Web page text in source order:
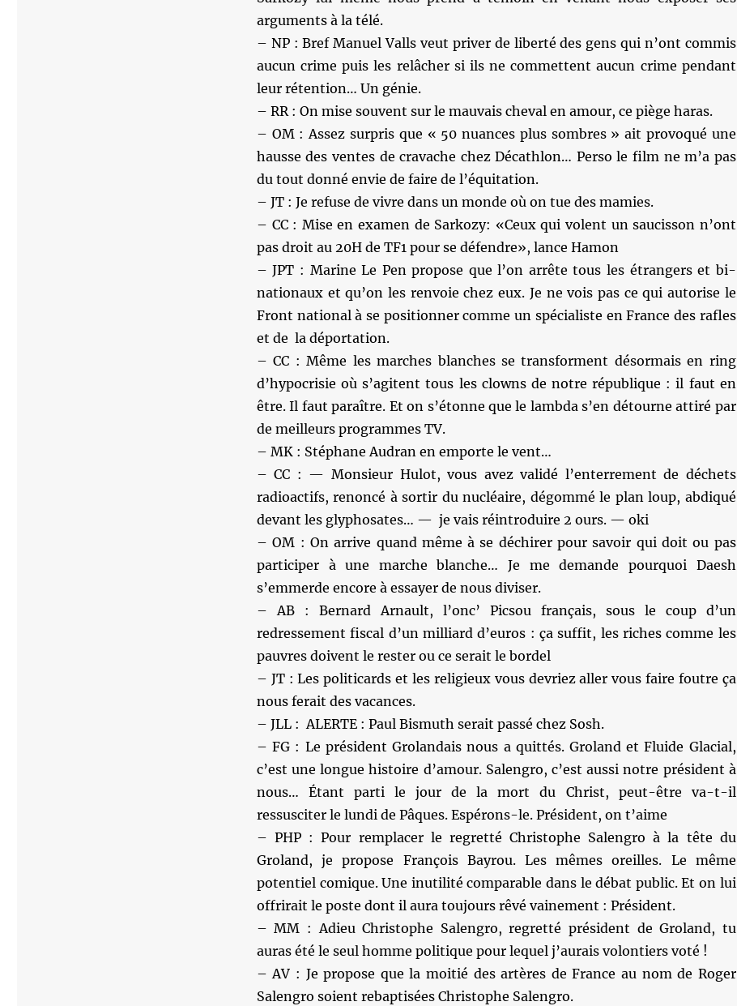
arguments à la télé.
– NP : Bref Manuel Valls veut priver de liberté des gens qui n’ont commis
aucun crime puis les relâcher si ils ne commettent aucun crime pendant
leur rétention… Un génie.
– RR : On mise souvent sur le mauvais cheval en amour, ce piège haras.
– OM : Assez surpris que « 50 nuances plus sombres » ait provoqué une
hausse des ventes de cravache chez Décathlon… Perso le film ne m’a pas
du tout donné envie de faire de l’équitation.
– JT : Je refuse de vivre dans un monde où on tue des mamies.
– CC : Mise en examen de Sarkozy: «Ceux qui volent un saucisson n’ont
pas droit au 20H de TF1 pour se défendre», lance Hamon
– JPT : Marine Le Pen propose que l’on arrête tous les étrangers et bi-
nationaux et qu’on les renvoie chez eux. Je ne vois pas ce qui autorise le
Front national à se positionner comme un spécialiste en France des rafles
et de la déportation.
– CC : Même les marches blanches se transforment désormais en ring
d’hypocrisie où s’agitent tous les clowns de notre république : il faut en
être. Il faut paraître. Et on s’étonne que le lambda s’en détourne attiré par
de meilleurs programmes TV.
– MK : Stéphane Audran en emporte le vent…
– CC : — Monsieur Hulot, vous avez validé l’enterrement de déchets
radioactifs, renoncé à sortir du nucléaire, dégommé le plan loup, abdiqué
devant les glyphosates… — je vais réintroduire 2 ours. — oki
– OM : On arrive quand même à se déchirer pour savoir qui doit ou pas
participer à une marche blanche… Je me demande pourquoi Daesh
s’emmerde encore à essayer de nous diviser.
– AB : Bernard Arnault, l’onc’ Picsou français, sous le coup d’un
redressement fiscal d’un milliard d’euros : ça suffit, les riches comme les
pauvres doivent le rester ou ce serait le bordel
– JT : Les politicards et les religieux vous devriez aller vous faire foutre ça
nous ferait des vacances.
– JLL : ALERTE : Paul Bismuth serait passé chez Sosh.
– FG : Le président Grolandais nous a quittés. Groland et Fluide Glacial,
c’est une longue histoire d’amour. Salengro, c’est aussi notre président à
nous… Étant parti le jour de la mort du Christ, peut-être va-t-il
ressusciter le lundi de Pâques. Espérons-le. Président, on t’aime
– PHP : Pour remplacer le regretté Christophe Salengro à la tête du
Groland, je propose François Bayrou. Les mêmes oreilles. Le même
potentiel comique. Une inutilité comparable dans le débat public. Et on lui
offrirait le poste dont il aura toujours rêvé vainement : Président.
– MM : Adieu Christophe Salengro, regretté président de Groland, tu
auras été le seul homme politique pour lequel j’aurais volontiers voté !
– AV : Je propose que la moitié des artères de France au nom de Roger
Salengro soient rebaptisées Christophe Salengro.